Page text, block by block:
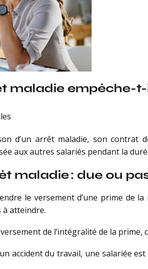
maladie empêche-
d’un arrêt maladie, son contrat
aux autres salariés pendant la
maladie : due ou
le versement d’une prime de
atteindre.
de l’intégralité de la prime,
accident du travail, une salariée